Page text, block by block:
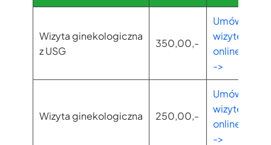
Wizyta ginekologiczna
z USG
350,00,-
Umów
wizytę
online
->
Wizyta ginekologiczna 250,00,-
Umów
wizytę
online
->